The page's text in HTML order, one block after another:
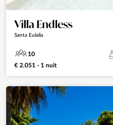
Villa Endless
Santa Eulalia
10
€ 2.051 - 1 nuit